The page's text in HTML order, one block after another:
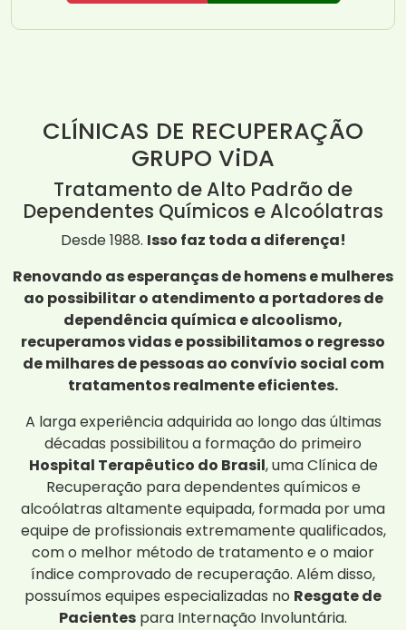
CLÍNICAS DE RECUPERAÇÃO
GRUPO ViDA
Tratamento de Alto Padrão de
Dependentes Químicos e Alcoólatras
Desde 1988. Isso faz toda a diferença!
Renovando as esperanças de homens e mulheres
ao possibilitar o atendimento a portadores de
dependência química e alcoolismo,
recuperamos vidas e possibilitamos o regresso
de milhares de pessoas ao convívio social com
tratamentos realmente eficientes.
A larga experiência adquirida ao longo das últimas
décadas possibilitou a formação do primeiro
Hospital Terapêutico do Brasil, uma Clínica de
Recuperação para dependentes químicos e
alcoólatras altamente equipada, formada por uma
equipe de profissionais extremamente qualificados,
com o melhor método de tratamento e o maior
índice comprovado de recuperação. Além disso,
possuímos equipes especializadas no Resgate de
Pacientes para Internação Involuntária.